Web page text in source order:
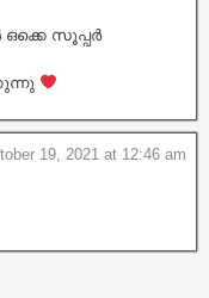
സൂപ്പർ
19, 2021 at 12:46 am